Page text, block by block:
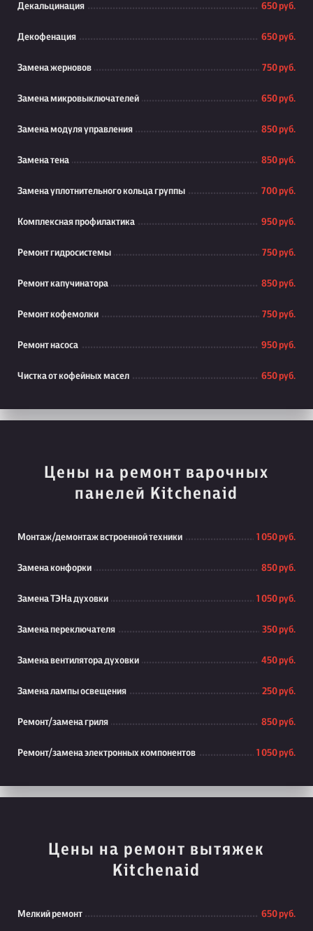
Декальцинация 650 руб.
Декофенация 650 руб.
Замена жерновов 750 руб.
Замена микровыключателей 650 руб.
Замена модуля управления 850 руб.
Замена тена 850 руб.
Замена уплотнительного кольца группы 700 руб.
Комплексная профилактика 950 руб.
Ремонт гидросистемы 750 руб.
Ремонт капучинатора 850 руб.
Ремонт кофемолки 750 руб.
Ремонт насоса 950 руб.
Чистка от кофейных масел 650 руб.
Цены на ремонт варочных
панелей Kitchenaid
Монтаж/демонтаж встроенной техники 1 050 руб.
Замена конфорки 850 руб.
Замена ТЭНа духовки 1 050 руб.
Замена переключателя 350 руб.
Замена вентилятора духовки 450 руб.
Замена лампы освещения 250 руб.
Ремонт/замена гриля 850 руб.
Ремонт/замена электронных компонентов 1 050 руб.
Цены на ремонт вытяжек
Kitchenaid
Мелкий ремонт 650 руб.